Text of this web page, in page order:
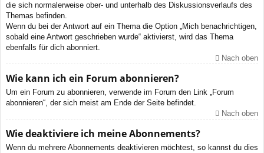
die sich normalerweise ober- und unterhalb des Diskussionsverlaufs des
Themas befinden.
Wenn du bei der Antwort auf ein Thema die Option „Mich benachrichtigen,
sobald eine Antwort geschrieben wurde“ aktivierst, wird das Thema
ebenfalls für dich abonniert.
Nach oben
Wie kann ich ein Forum abonnieren?
Um ein Forum zu abonnieren, verwende im Forum den Link „Forum
abonnieren“, der sich meist am Ende der Seite befindet.
Nach oben
Wie deaktiviere ich meine Abonnements?
Wenn du mehrere Abonnements deaktivieren möchtest, so kannst du dies